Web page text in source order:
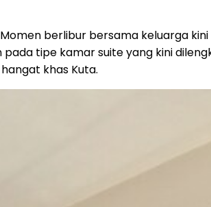
berlibur bersama keluarga
tipe kamar suite yang kini
khas Kuta.